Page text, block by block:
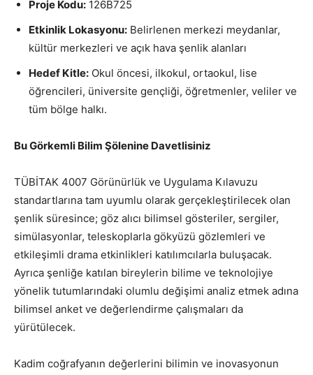
Proje Kodu: 126B725
Etkinlik Lokasyonu: Belirlenen merkezi meydanlar,
kültür merkezleri ve açık hava şenlik alanları
Hedef Kitle: Okul öncesi, ilkokul, ortaokul, lise
öğrencileri, üniversite gençliği, öğretmenler, veliler ve
tüm bölge halkı.
Bu Görkemli Bilim Şölenine Davetlisiniz
TÜBİTAK 4007 Görünürlük ve Uygulama Kılavuzu
standartlarına tam uyumlu olarak gerçekleştirilecek olan
şenlik süresince; göz alıcı bilimsel gösteriler, sergiler,
simülasyonlar, teleskoplarla gökyüzü gözlemleri ve
etkileşimli drama etkinlikleri katılımcılarla buluşacak.
Ayrıca şenliğe katılan bireylerin bilime ve teknolojiye
yönelik tutumlarındaki olumlu değişimi analiz etmek adına
bilimsel anket ve değerlendirme çalışmaları da
yürütülecek.
Kadim coğrafyanın değerlerini bilimin ve inovasyonun